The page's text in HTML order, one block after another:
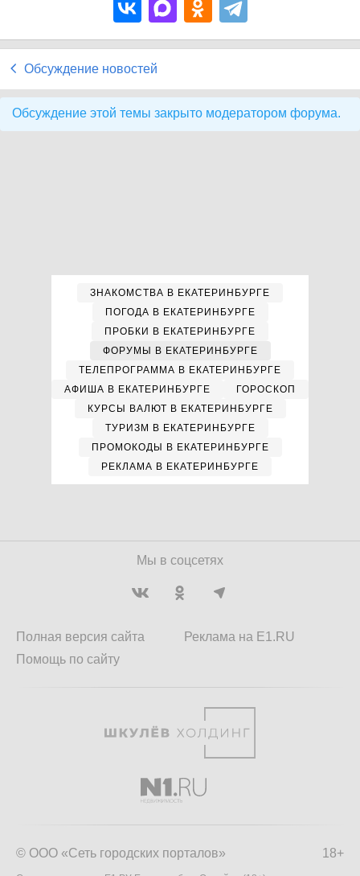
Обсуждение новостей
Обсуждение этой темы закрыто модератором форума.
ЗНАКОМСТВА В ЕКАТЕРИНБУРГЕ
ПОГОДА В ЕКАТЕРИНБУРГЕ
ПРОБКИ В ЕКАТЕРИНБУРГЕ
ФОРУМЫ В ЕКАТЕРИНБУРГЕ
ТЕЛЕПРОГРАММА В ЕКАТЕРИНБУРГЕ
АФИША В ЕКАТЕРИНБУРГЕ
ГОРОСКОП
КУРСЫ ВАЛЮТ В ЕКАТЕРИНБУРГЕ
ТУРИЗМ В ЕКАТЕРИНБУРГЕ
ПРОМОКОДЫ В ЕКАТЕРИНБУРГЕ
РЕКЛАМА В ЕКАТЕРИНБУРГЕ
Мы в соцсетях
Полная версия сайта
Помощь по сайту
Реклама на E1.RU
18+
© ООО «Сеть городских порталов»